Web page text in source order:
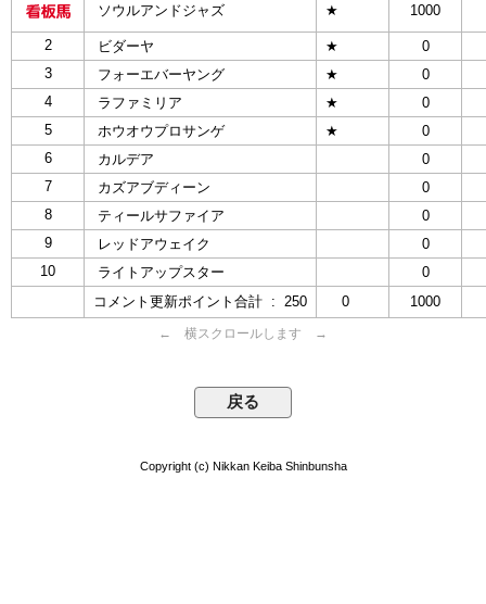
ソウルアンドジャズ ★ 1000
2 ビダーヤ ★
0
3
フォーエバーヤング ★
0
4
ラファミリア ★
0
5
ホウオウプロサンゲ ★
0
6
カルデア
0
7
カズアブディーン
0
8
ティールサファイア
0
9
レッドアウェイク
0
10
ライトアップスター
0
コメント更新ポイント合計 : 250
0 1000
← 横スクロールします →
Copyright (c) Nikkan Keiba Shinbunsha